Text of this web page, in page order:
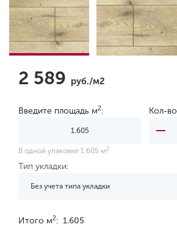
2 589 руб./м2
Введите площадь м2: Кол-
В одной упаковке 1.605 м 2
Тип укладки:
Без учета типа укладки
Итого м2: 1.605